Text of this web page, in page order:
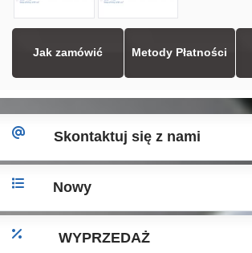
Jak zamówić Metody Płatności
Skontaktuj się z nami
Nowy
WYPRZEDAŻ